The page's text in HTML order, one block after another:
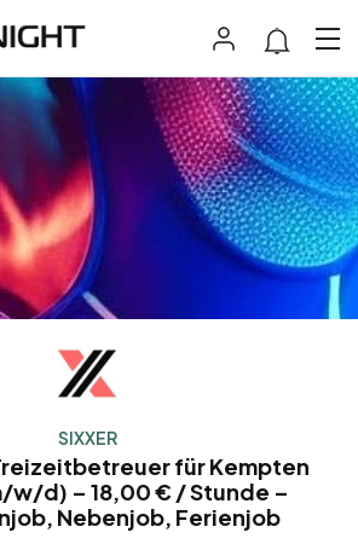
SIXXER
für Kempten
w/d) – 18,00 € / Stunde –
Nebenjob, Ferienjob